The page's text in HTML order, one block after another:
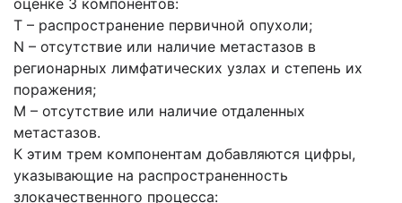
оценке 3 компонентов:
Т – распространение первичной опухоли;
N – отсутствие или наличие метастазов в
регионарных лимфатических узлах и степень их
поражения;
М – отсутствие или наличие отдаленных
метастазов.
К этим трем компонентам добавляются цифры,
указывающие на распространенность
злокачественного процесса: